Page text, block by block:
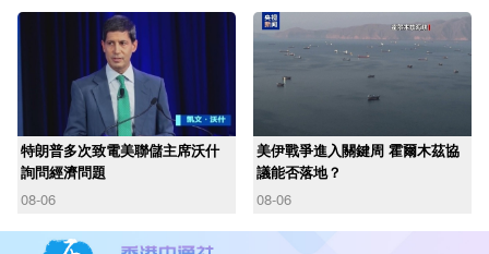
特朗普多次致電美聯儲主席沃什
詢問經濟問題
08-06
美伊戰爭進入關鍵周 霍爾木茲協
議能否落地？
08-06